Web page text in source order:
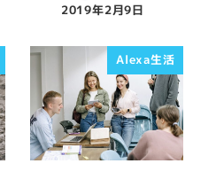
2019年2月9日
Alexa生活